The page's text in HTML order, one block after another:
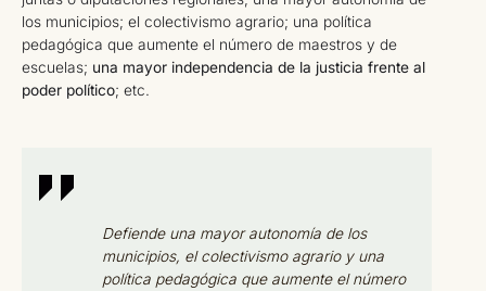
los municipios; el colectivismo agrario; una política
pedagógica que aumente el número de maestros y de
escuelas; una mayor independencia de la justicia frente al
poder político; etc.
Defiende una mayor autonomía de los
municipios, el colectivismo agrario y una
política pedagógica que aumente el número